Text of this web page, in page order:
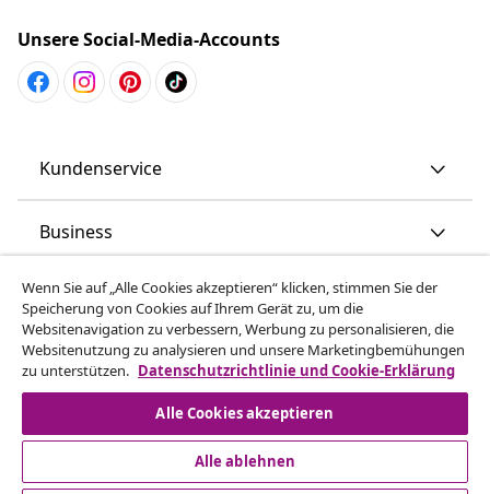
Unsere Social-Media-Accounts
Kundenservice
Business
vidaXL
Mehr entdecken
Wenn Sie auf „Alle Cookies akzeptieren“ klicken, stimmen Sie der
Speicherung von Cookies auf Ihrem Gerät zu, um die
Websitenavigation zu verbessern, Werbung zu personalisieren, die
Websitenutzung zu analysieren und unsere Marketingbemühungen
zu unterstützen. Datenschutzrichtlinie und Cookie-Erklärung
Alle Cookies akzeptieren
Alle ablehnen